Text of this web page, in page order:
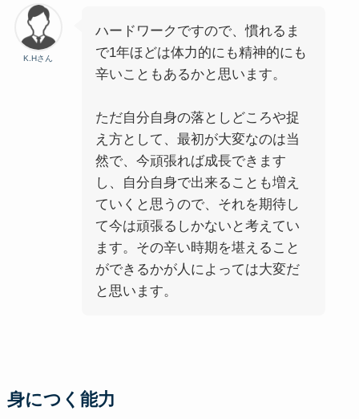
K.Hさん
ハードワークですので、慣れるま
で1年ほどは体力的にも精神的にも
辛いこともあるかと思います。
ただ自分自身の落としどころや捉
え方として、最初が大変なのは当
然で、今頑張れば成長できます
し、自分自身で出来ることも増え
ていくと思うので、それを期待し
て今は頑張るしかないと考えてい
ます。その辛い時期を堪えること
ができるかが人によっては大変だ
と思います。
身につく能力